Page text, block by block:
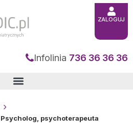
Infolinia 736 36 36 36
ZALOGUJ
psychoterapeuta